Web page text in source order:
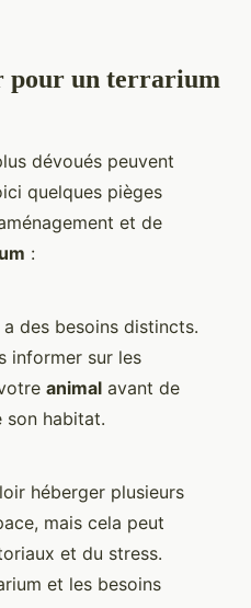
pour un terrarium
dévoués peuvent
quelques pièges
et de
:
des besoins distincts.
informer sur les
animal avant de
son habitat.
héberger plusieurs
mais cela peut
et du stress.
et les besoins